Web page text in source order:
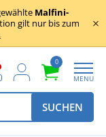
Malfini-
gilt nur bis zum
0
MENU
SUCHEN